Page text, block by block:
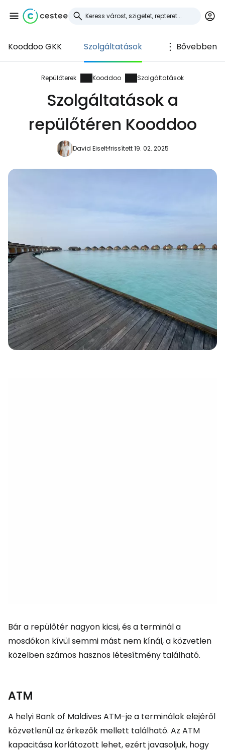
Kooddoo GKK Szolgáltatások Bővebben
Repülőterek Kooddoo Szolgáltatások
Szolgáltatások a
repülőtéren Kooddoo
David Eiseltfrissített 19. 02. 2025
Bár a repülőtér nagyon kicsi, és a terminál a
mosdókon kívül semmi mást nem kínál, a közvetlen
közelben számos hasznos létesítmény található.
ATM
A helyi Bank of Maldives ATM-je a terminálok elejéről
közvetlenül az érkezők mellett található. Az ATM
kapacitása korlátozott lehet, ezért javasoljuk, hogy
Bejelentkezés a
Cestee-be
... az utazási közösség világszerte
Folytassa e-mailben